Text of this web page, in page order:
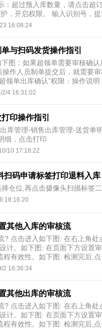
：超过预入库数量，请点击超
，开启权限。 输入识别号，
16:08:24
与扫码发货操作指引
图：如果超领单需要审核确
操作人员制单提交后，就需要
领单出库确认”权限：操作说
2/4 16:31:02
印操作指引
库管理-销售出库管理-送货单
细，点击打印
10 17:18:22
扫码申请标签打印退料入库
仓位,再点击摄像头扫描标签
18:16:20
其他入库的审核流
? 点击进入如下图: 在右上角
计。如下图: 在页面下方设置
有效性。如下图: 检测完后,点
2 16:36:34
其他出库的审核流
? 点击进入如下图: 在右上角
计。如下图: 在页面下方设置
有效性。如下图: 检测完后,点